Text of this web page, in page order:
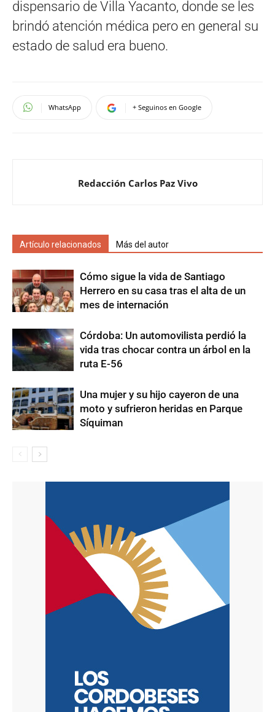
dispensario de Villa Yacanto, donde se les
brindó atención médica pero en general su
estado de salud era bueno.
WhatsApp + Seguinos en Google
Redacción Carlos Paz Vivo
Artículo relacionados Más del autor
Cómo sigue la vida de Santiago
Herrero en su casa tras el alta de un
mes de internación
Córdoba: Un automovilista perdió la
vida tras chocar contra un árbol en la
ruta E-56
Una mujer y su hijo cayeron de una
moto y sufrieron heridas en Parque
Síquiman